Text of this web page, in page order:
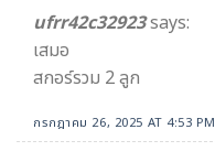
ufrr42c32923says:
เสมอ
สกอร์รวม 2 ลูก
กรกฎาคม 26, 2025 AT 4:53 PM